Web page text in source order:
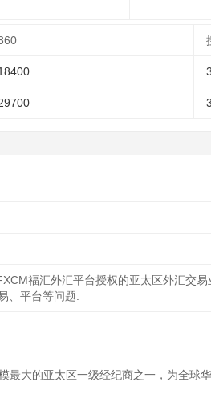
福汇外汇平台授权的亚太区外汇交易
、平台等问题.
大的亚太区一级经纪商之一，为全球